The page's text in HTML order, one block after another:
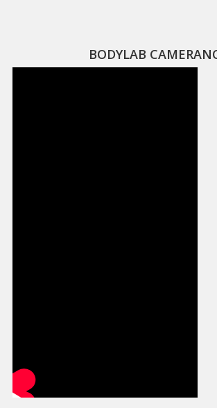
BODYLAB CAMERANO